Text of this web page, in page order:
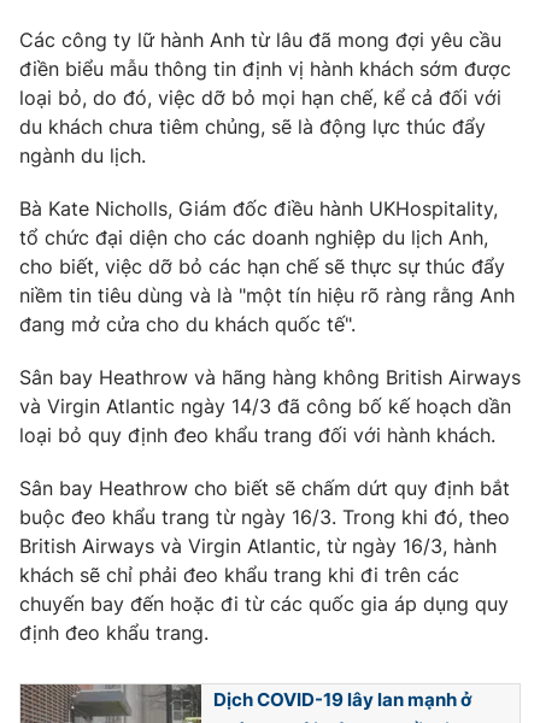
cấp ngày 29/12/2023
Tổng Biên tập:Vũ Thanh Thủy
Phó Tổng Biên tập:Nguyễn Thị Mỹ Hạnh, Phạm Quốc Thắng,
Nguyễn Trọng Ninh
Tổng đài VTV:024.38 355 931 - 024.38 355 932
Ðiện thoại Thời báo VTV:
024.66 897 897
Email:toasoan@vtv.vn
Liên hệ quảng cáo: 024-7300.7108
® Cấm sao chép dưới mọi hình thức nếu không có sự chấp
thuận bằng văn bản. Ghi rõ nguồn VTV.vn khi phát hành lại
thông tin từ website này.
Các công ty lữ hành Anh từ lâu đã mong đợi yêu cầu
điền biểu mẫu thông tin định vị hành khách sớm được
loại bỏ, do đó, việc dỡ bỏ mọi hạn chế, kể cả đối với
du khách chưa tiêm chủng, sẽ là động lực thúc đẩy
ngành du lịch.
Bà Kate Nicholls, Giám đốc điều hành UKHospitality,
tổ chức đại diện cho các doanh nghiệp du lịch Anh,
cho biết, việc dỡ bỏ các hạn chế sẽ thực sự thúc đẩy
niềm tin tiêu dùng và là "một tín hiệu rõ ràng rằng Anh
đang mở cửa cho du khách quốc tế".
Sân bay Heathrow và hãng hàng không British Airways
và Virgin Atlantic ngày 14/3 đã công bố kế hoạch dần
loại bỏ quy định đeo khẩu trang đối với hành khách.
Sân bay Heathrow cho biết sẽ chấm dứt quy định bắt
buộc đeo khẩu trang từ ngày 16/3. Trong khi đó, theo
British Airways và Virgin Atlantic, từ ngày 16/3, hành
khách sẽ chỉ phải đeo khẩu trang khi đi trên các
chuyến bay đến hoặc đi từ các quốc gia áp dụng quy
định đeo khẩu trang.
Dịch COVID-19 lây lan mạnh ở